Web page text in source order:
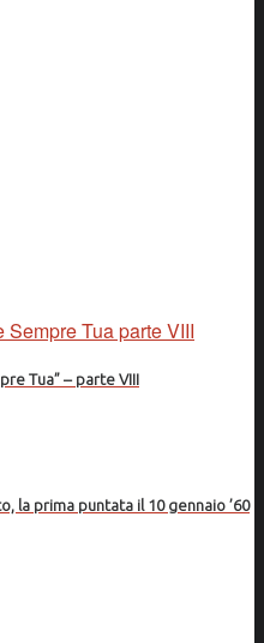
Tua” – parte VIII
la prima puntata il 10 gennaio ’60